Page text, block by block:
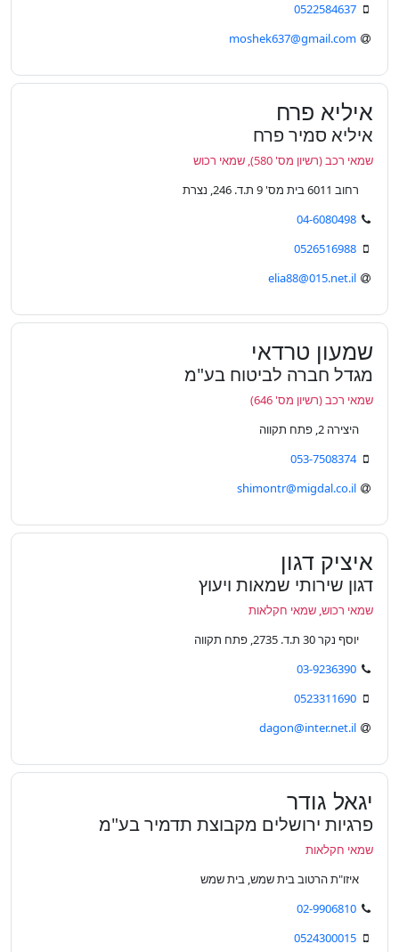
0522584637
moshek637@gmail.com
איליא פרח
איליא סמיר פרח
שמאי רכב (רשיון מס' 580), שמאי רכוש
רחוב 6011 בית מס' 9 ת.ד. 246, נצרת
04-6080498
0526516988
elia88@015.net.il
שמעון טרדאי
מגדל חברה לביטוח בע"מ
שמאי רכב (רשיון מס' 646)
היצירה 2, פתח תקווה
053-7508374
shimontr@migdal.co.il
איציק דגון
דגון שירותי שמאות ויעוץ
שמאי רכוש, שמאי חקלאות
יוסף נקר 30 ת.ד. 2735, פתח תקווה
03-9236390
0523311690
dagon@inter.net.il
יגאל גודר
פרגיות ירושלים מקבוצת תדמיר בע"מ
שמאי חקלאות
איזו"ת הרטוב בית שמש, בית שמש
02-9906810
0524300015